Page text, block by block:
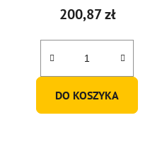
200,87 zł
DO KOSZYKA